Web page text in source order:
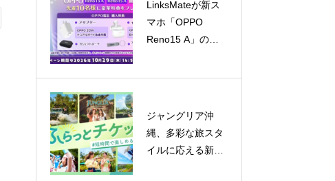
LinksMateが新ス
マホ「OPPO
Reno15 A」の販
ジャングリア沖
縄、多彩な旅スタ
イルに応える新チ